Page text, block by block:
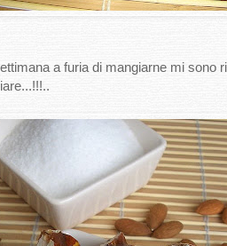
a furia di mangiarne mi sono